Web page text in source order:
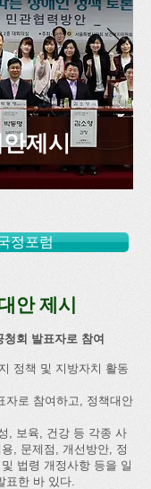
제시
정포럼
안 제시
회 발표자로 참여​
정책 및 지방자치 활동
자로 참여하고, 정책대안
, 보육, 건강 등 각종 사
, 문제점, 개선방안, 정
법령 개정사항 등을 일
표한 바 있다.